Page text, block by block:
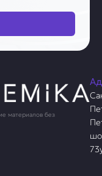
материалов без